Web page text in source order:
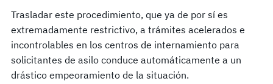
Trasladar este procedimiento, que ya de por sí es
extremadamente restrictivo, a trámites acelerados e
incontrolables en los centros de internamiento para
solicitantes de asilo conduce automáticamente a un
drástico empeoramiento de la situación.